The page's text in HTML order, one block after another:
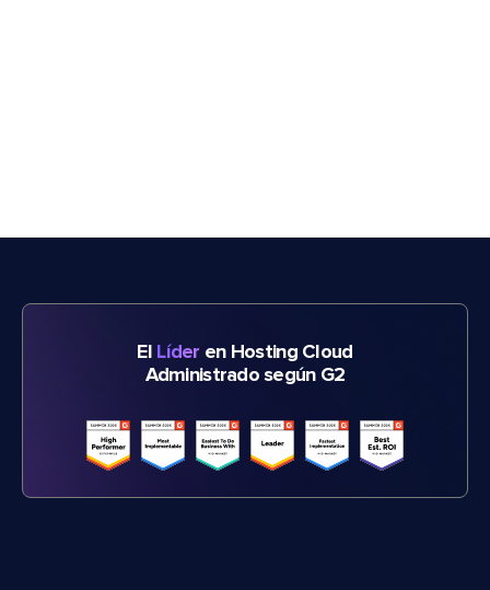
El Líder en Hosting Cloud
Administrado según G2